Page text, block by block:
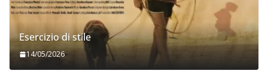
Esercizio di stile
14/05/2026